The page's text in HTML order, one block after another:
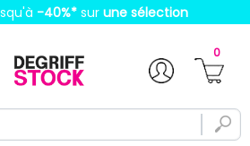
-40%* sur une sélection
0